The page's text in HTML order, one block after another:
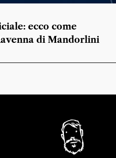
ecco come
di Mandorlini